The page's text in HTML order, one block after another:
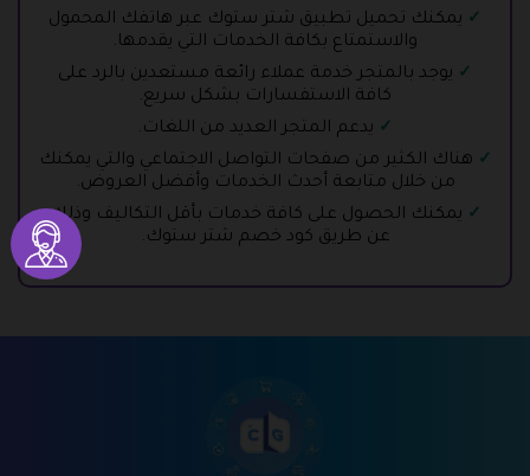
يمكنك تحميل تطبيق شتر ستوك عبر هاتفك المحمول
والاستمتاع بكافة الخدمات التي يقدمها.
يوجد بالمتجر خدمة عملاء رائعة مستعدين بالرد على
كافة الاستفسارات بشكل سريع.
يدعم المتجر العديد من اللغات.
هناك الكثير من صفحات التواصل الاجتماعي والتي يمكنك
من خلال متابعة أحدث الخدمات وأفضل العروض.
يمكنك الحصول على كافة خدمات بأقل التكاليف وذلك
عن طريق كود خصم شتر ستوك.